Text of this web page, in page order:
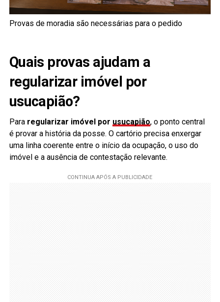
Provas de moradia são necessárias para o pedido
Quais provas ajudam a
regularizar imóvel por
usucapião?
Para regularizar imóvel por usucapião, o ponto central
é provar a história da posse. O cartório precisa enxergar
uma linha coerente entre o início da ocupação, o uso do
imóvel e a ausência de contestação relevante.